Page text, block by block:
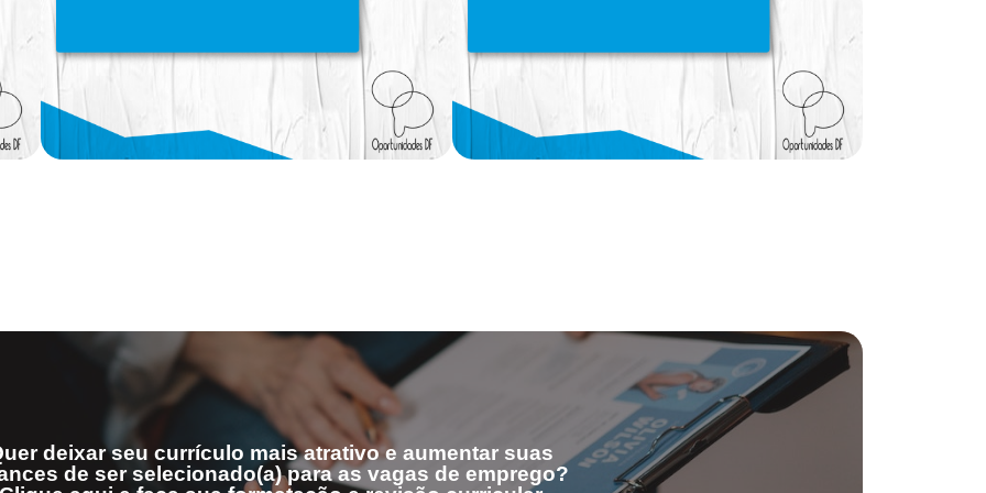
deixar seu currículo mais atrativo e aumentar suas
de ser selecionado(a) para as vagas de emprego?